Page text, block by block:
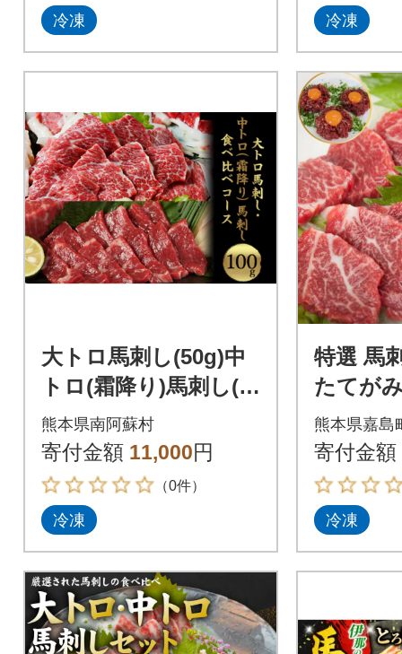
冷凍 冷凍
大トロ馬刺し(50g)中
トロ(霜降り)馬刺し(5
0g)《30日以内に出荷
予定(土日祝除く)》
熊本県南阿蘇村
寄付金額 11,000円
（0件）
冷凍
特選 馬
たてが
合せ【
栗山屋
0327
熊本県嘉島
寄付金額
冷凍